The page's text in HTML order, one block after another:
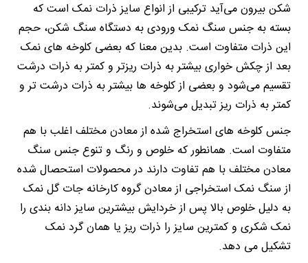
شکن بیرون می‌آید ترکیبی از انواع سایز ذرات نمک است که
بسته به جنس سنگ نمک ورودی به دستگاه سنگ شکن، حجم
این ذرات متفاوت است. بدین معنا که بعضی کلوخه های نمک
بعد از چکش خواری بیشتر به ذرات ریزتر و کمتر به ذرات درشت
تقسیم می‌شود و بعضی از کلوخه ها بیشتر به ذرات درشت تر و
کمتر به ذرات ریز تبدیل می‌شوند.
جنس کلوخه های استخراج شده از معادن مختلف اغلب با هم
متفاوت است. همانطور که خلوص و رنگ و تنوع جنس سنگ
معادن مختلف با هم تفاوت دارند در محصولات استحصال شده
از سنگ نمک استخراجی از معادن گروه کارخانه جات گل نمک
به دلیل خلوص بالا پس از خردایش بیشترین سایز دانه بندی را
نمک شکری و کمترین سایز را ذرات ریز یا همان گرد نمک
تشکیل می دهد.